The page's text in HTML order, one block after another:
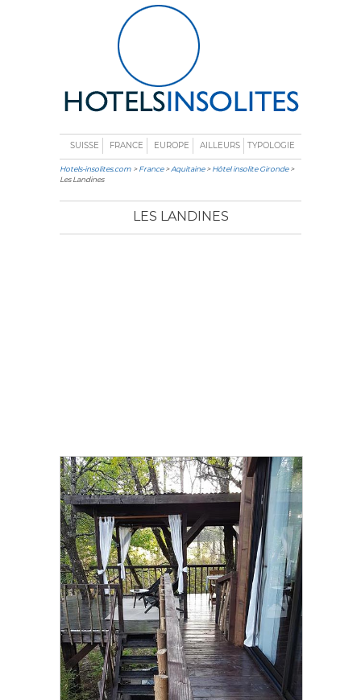
SUISSE FRANCE EUROPE AILLEURS TYPOLOGIE
Hotels-insolites.com >France>Aquitaine>Hôtel insolite Gironde>
Les Landines
LES LANDINES